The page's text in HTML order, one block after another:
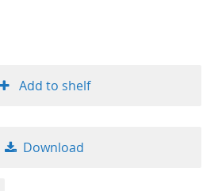
Add to shelf
Download